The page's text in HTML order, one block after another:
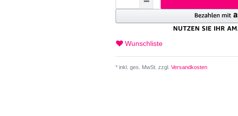
Wunschliste
* inkl. ges. MwSt. zzgl. Versandkosten